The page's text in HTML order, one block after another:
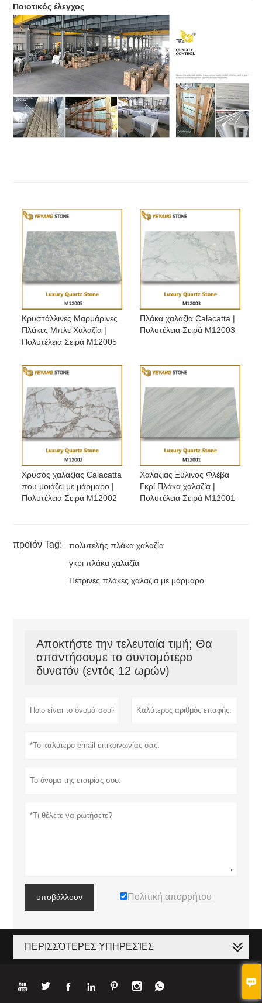

Ποιοτικός έλεγχος
Κρυστάλλινες Μαρμάρινες
Πλάκες Μπλε Χαλαζία |
Πολυτέλεια Σειρά M12005
Πλάκα χαλαζία Calacatta |
Πολυτέλεια Σειρά M12003
Χρυσός χαλαζίας Calacatta
που μοιάζει με μάρμαρο |
Πολυτέλεια Σειρά M12002
Χαλαζίας Ξύλινος Φλέβα
Γκρί Πλάκα χαλαζία |
Πολυτέλεια Σειρά M12001
προϊόν Tag:
πολυτελής πλάκα χαλαζία
γκρι πλάκα χαλαζία
Πέτρινες πλάκες χαλαζία με μάρμαρο
Αποκτήστε την τελευταία τιμή; Θα
απαντήσουμε το συντομότερο
δυνατόν (εντός 12 ωρών)
υποβάλλουν Πολιτική απορρήτου
ΠΕΡΙΣΣΌΤΕΡΕΣ ΥΠΗΡΕΣΊΕΣ
      